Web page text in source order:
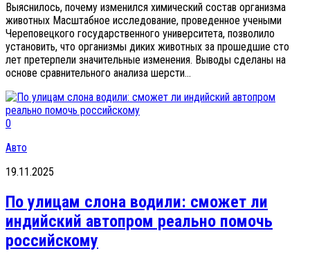
Выяснилось, почему изменился химический состав организма
животных Масштабное исследование, проведенное учеными
Череповецкого государственного университета, позволило
установить, что организмы диких животных за прошедшие сто
лет претерпели значительные изменения. Выводы сделаны на
основе сравнительного анализа шерсти...
0
Авто
19.11.2025
По улицам слона водили: сможет ли
индийский автопром реально помочь
российскому